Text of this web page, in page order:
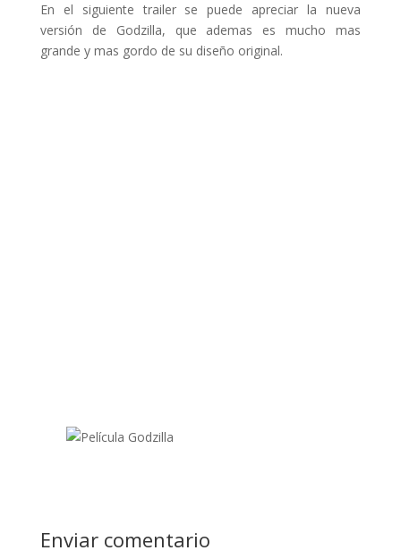
En el siguiente trailer se puede apreciar la nueva
versión de Godzilla, que ademas es mucho mas
grande y mas gordo de su diseño original.
Enviar comentario